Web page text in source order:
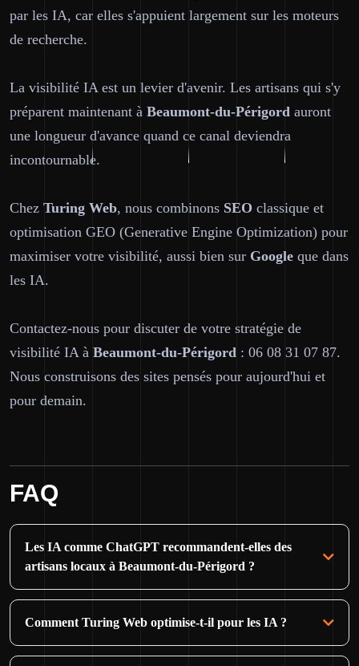
par les IA, car elles s'appuient largement sur les moteurs
de recherche.
La visibilité IA est un levier d'avenir. Les artisans qui s'y
préparent maintenant à Beaumont-du-Périgord auront
une longueur d'avance quand ce canal deviendra
incontournable.
Chez Turing Web, nous combinons SEO classique et
optimisation GEO (Generative Engine Optimization) pour
maximiser votre visibilité, aussi bien sur Google que dans
les IA.
Contactez-nous pour discuter de votre stratégie de
visibilité IA à Beaumont-du-Périgord : 06 08 31 07 87.
Nous construisons des sites pensés pour aujourd'hui et
pour demain.
FAQ
Les IA comme ChatGPT recommandent-elles des
artisans locaux à Beaumont-du-Périgord ?
Comment Turing Web optimise-t-il pour les IA ?